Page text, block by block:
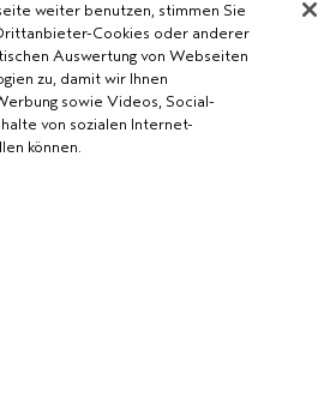
weiter benutzen, stimmen Sie
Cookies oder anderer
Auswertung von Webseiten
zu, damit wir Ihnen
sowie Videos, Social-
von sozialen Internet-
können.